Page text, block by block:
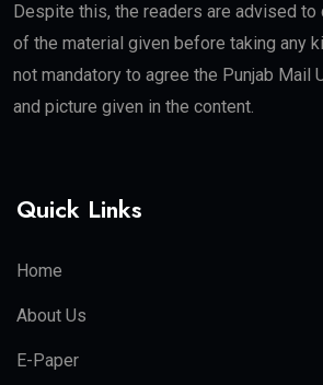
Despite this, the readers are advised to
of the material given before taking any
not mandatory to agree the Punjab Mail
and picture given in the content.
Quick Links
Home
About Us
E-Paper